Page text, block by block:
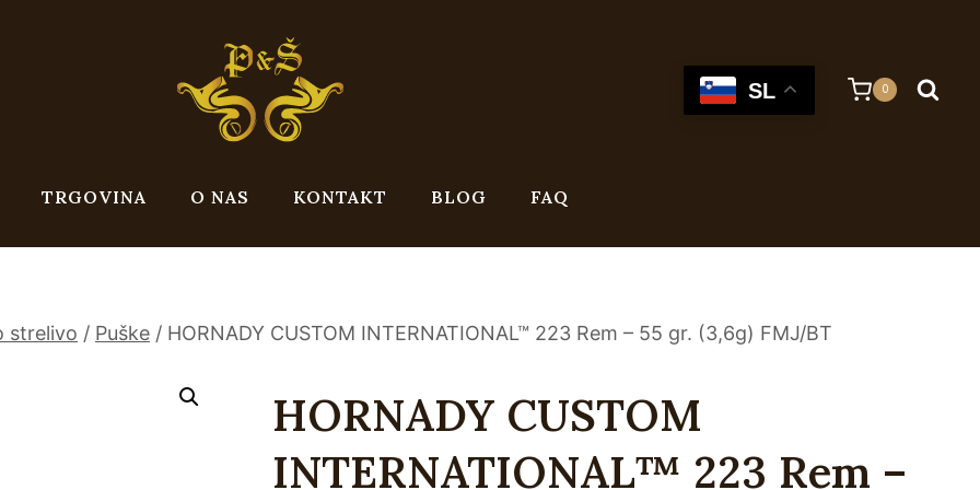
SL 0
TRGOVINA O NAS KONTAKT BLOG FAQ
strelivo / Puške / HORNADY CUSTOM INTERNATIONAL™ 223 Rem – 55 gr. (3,6g) FMJ/BT
HORNADY CUSTOM
INTERNATIONAL™ 223 Rem –